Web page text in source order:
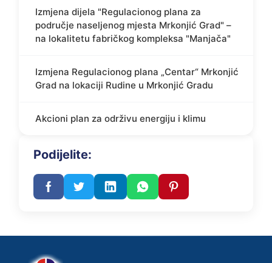
Izmjena dijela "Regulacionog plana za
područje naseljenog mjesta Mrkonjić Grad" –
na lokalitetu fabričkog kompleksa "Manjača"
Izmjena Regulacionog plana „Centar“ Mrkonjić
Grad na lokaciji Rudine u Mrkonjić Gradu
Akcioni plan za održivu energiju i klimu
Podijelite: